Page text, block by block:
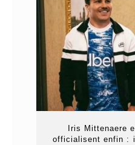
Iris Mittenaere
officialisent enfin :